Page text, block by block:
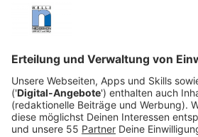
Anzeige
Die Landwirte beteiligen sich
bundesweiten Demonstration. Los